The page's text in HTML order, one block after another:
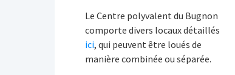
Le Centre polyvalent du Bugnon
comporte divers locaux détaillés
ici, qui peuvent être loués de
manière combinée ou séparée.